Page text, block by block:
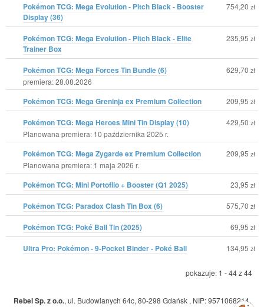
Pokémon TCG: Mega Evolution - Pitch Black - Booster
Display (36)
754,20 zł
Pokémon TCG: Mega Evolution - Pitch Black - Elite
Trainer Box
235,95 zł
Pokémon TCG: Mega Forces Tin Bundle (6)
premiera: 28.08.2026
629,70 zł
Pokémon TCG: Mega Greninja ex Premium Collection 209,95 zł
Pokémon TCG: Mega Heroes Mini Tin Display (10)
Planowana premiera: 10 października 2025 r.
429,50 zł
Pokémon TCG: Mega Zygarde ex Premium Collection
Planowana premiera: 1 maja 2026 r.
209,95 zł
Pokémon TCG: Mini Portoflio + Booster (Q1 2025) 23,95 zł
Pokémon TCG: Paradox Clash Tin Box (6) 575,70 zł
Pokémon TCG: Poké Ball Tin (2025) 69,95 zł
Ultra Pro: Pokémon - 9-Pocket Binder - Poké Ball 134,95 zł
pokazuje: 1 - 44 z 44
Rebel Sp. z o.o., ul. Budowlanych 64c, 80-298 Gdańsk, NIP: 9571068214,
Zarządzaj